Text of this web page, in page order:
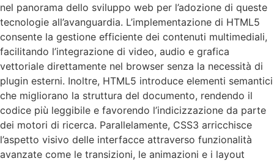
nel panorama dello sviluppo web per l’adozione di queste
tecnologie all’avanguardia. L’implementazione di HTML5
consente la gestione efficiente dei contenuti multimediali,
facilitando l’integrazione di video, audio e grafica
vettoriale direttamente nel browser senza la necessità di
plugin esterni. Inoltre, HTML5 introduce elementi semantici
che migliorano la struttura del documento, rendendo il
codice più leggibile e favorendo l’indicizzazione da parte
dei motori di ricerca. Parallelamente, CSS3 arricchisce
l’aspetto visivo delle interfacce attraverso funzionalità
avanzate come le transizioni, le animazioni e i layout